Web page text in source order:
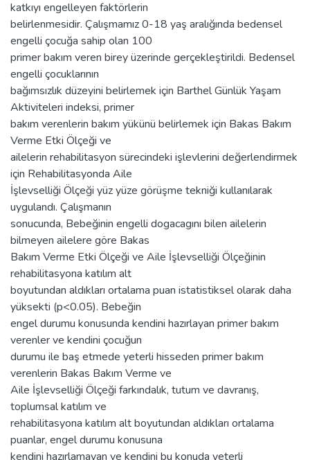
katkıyı engelleyen faktörlerin
belirlenmesidir. Çalışmamız 0-18 yaş aralığında bedensel
engelli çocuğa sahip olan 100
primer bakım veren birey üzerinde gerçekleştirildi. Bedensel
engelli çocuklarının
bağımsızlık düzeyini belirlemek için Barthel Günlük Yaşam
Aktiviteleri indeksi, primer
bakım verenlerin bakım yükünü belirlemek için Bakas Bakım
Verme Etki Ölçeği ve
ailelerin rehabilitasyon sürecindeki işlevlerini değerlendirmek
için Rehabilitasyonda Aile
İşlevselliği Ölçeği yüz yüze görüşme tekniği kullanılarak
uygulandı. Çalışmanın
sonucunda, Bebeğinin engelli dogacagını bilen ailelerin
bilmeyen ailelere göre Bakas
Bakım Verme Etki Ölçeği ve Aile İşlevselliği Ölçeğinin
rehabilitasyona katılım alt
boyutundan aldıkları ortalama puan istatistiksel olarak daha
yüksekti (p<0.05). Bebeğin
engel durumu konusunda kendini hazırlayan primer bakım
verenler ve kendini çocuğun
durumu ile baş etmede yeterli hisseden primer bakım
verenlerin Bakas Bakım Verme ve
Aile İşlevselliği Ölçeği farkındalık, tutum ve davranış,
toplumsal katılım ve
rehabilitasyona katılım alt boyutundan aldıkları ortalama
puanlar, engel durumu konusuna
kendini hazırlamayan ve kendini bu konuda yeterli